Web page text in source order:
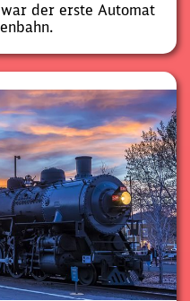
der erste Automat